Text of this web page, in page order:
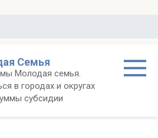
Семья
Молодая семья.
в городах и округах
субсидии